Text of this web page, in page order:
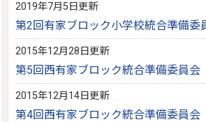
2019年7月5日更新
第2回有家ブロック小学校統合準備委
2015年12月28日更新
第5回西有家ブロック統合準備委員会
2015年12月14日更新
第4回西有家ブロック統合準備委員会